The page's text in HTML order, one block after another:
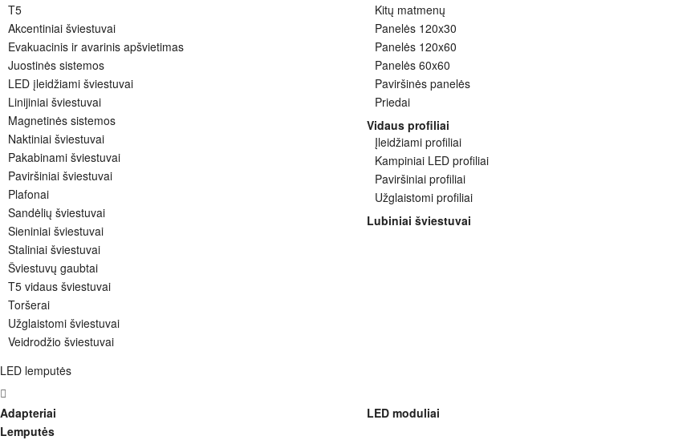
T5
Akcentiniai šviestuvai
Evakuacinis ir avarinis apšvietimas
Juostinės sistemos
LED įleidžiami šviestuvai
Linijiniai šviestuvai
Magnetinės sistemos
Naktiniai šviestuvai
Pakabinami šviestuvai
Paviršiniai šviestuvai
Plafonai
Sandėlių šviestuvai
Sieniniai šviestuvai
Staliniai šviestuvai
Šviestuvų gaubtai
T5 vidaus šviestuvai
Toršerai
Užglaistomi šviestuvai
Veidrodžio šviestuvai
Kitų matmenų
Panelės 120x30
Panelės 120x60
Panelės 60x60
Paviršinės panelės
Priedai
Vidaus profiliai
Įleidžiami profiliai
Kampiniai LED profiliai
Paviršiniai profiliai
Užglaistomi profiliai
Lubiniai šviestuvai
LED lemputės
Adapteriai
Lemputės
LED moduliai